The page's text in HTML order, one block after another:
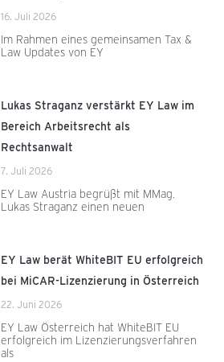
16. Juli 2026
Im Rahmen eines gemeinsamen Tax &
Law Updates von EY
Lukas Straganz verstärkt EY Law im
Bereich Arbeitsrecht als
Rechtsanwalt
7. Juli 2026
EY Law Austria begrüßt mit MMag.
Lukas Straganz einen neuen
EY Law berät WhiteBIT EU erfolgreich
bei MiCAR-Lizenzierung in Österreich
22. Juni 2026
EY Law Österreich hat WhiteBIT EU
erfolgreich im Lizenzierungsverfahren
als